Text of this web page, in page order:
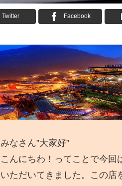
Twitter Facebook
みなさん”大家好”
こんにちわ！ってことで今回
いただいてきました。この店